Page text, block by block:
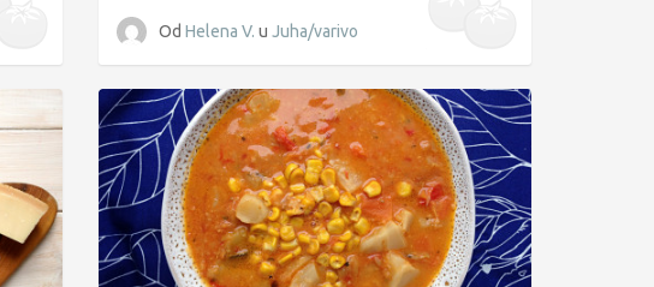
Od Helena V. u Juha/varivo